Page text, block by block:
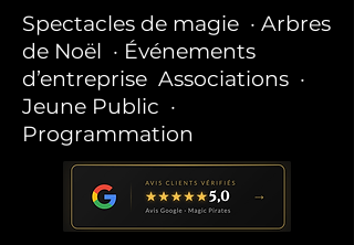
Spectacles de magie · Arbres
de Noël · Événements
d’entreprise Associations ·
Jeune Public ·
Programmation